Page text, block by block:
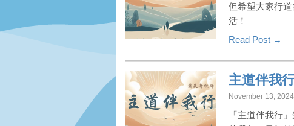
但希望大家行
活！
Read Post →
主道伴我
November 13, 2024
「主道伴我行